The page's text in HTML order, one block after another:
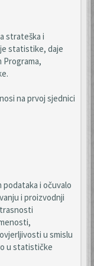
strateška i
statistike, daje
Programa,
na prvoj sjednici
i očuvalo
i proizvodnji
u smislu
u statističke